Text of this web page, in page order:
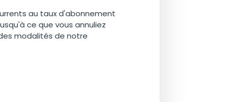
au taux d'abonnement
ce que vous annuliez
modalités de notre